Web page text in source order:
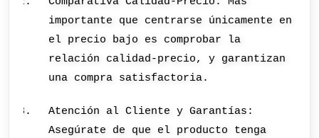
importante que centrarse únicamente en
el precio bajo es comprobar la
relación calidad-precio, y garantizan
una compra satisfactoria.
Atención al Cliente y Garantías:
Asegúrate de que el producto tenga